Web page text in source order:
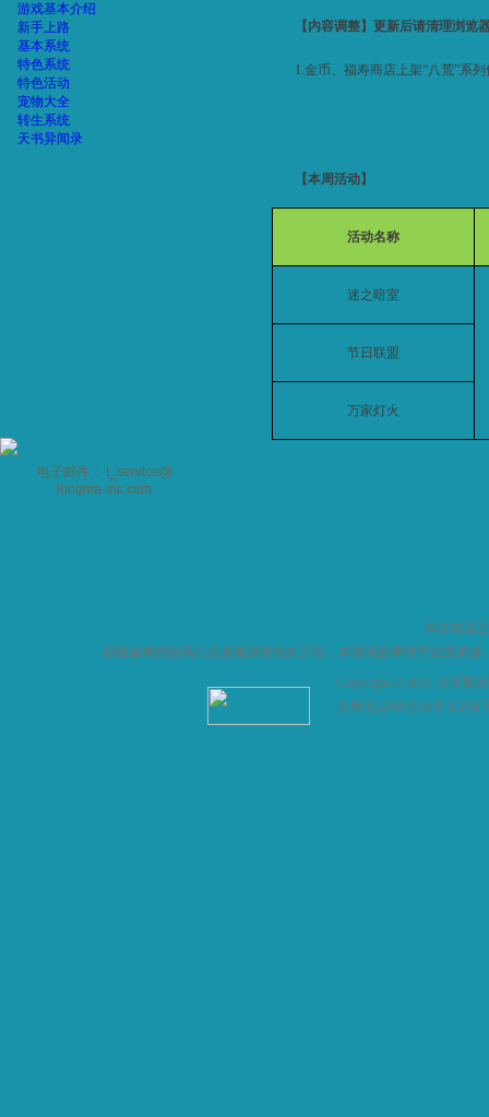
游戏基本介绍
新手上路
基本系统
特色系统
特色活动
宠物大全
转生系统
天书异闻录
电子邮件： t_service@
longma-inc.com
【内容调整】更新后请清理浏览
1.金币、福寿商店上架“八荒”系
【本周活动】
活动名称
迷之暗室
节日联盟
万家灯火
本游戏适
积极健康的游戏心态是健康游戏的开端，本游戏故事情节设置紧
Copyright © 2011 天津聚
文网文[2009]169号 ICP证